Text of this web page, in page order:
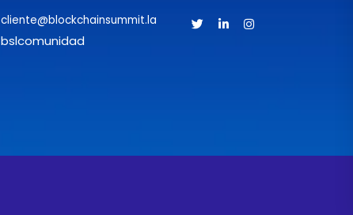
cliente@blockchainsummit.la
bslcomunidad